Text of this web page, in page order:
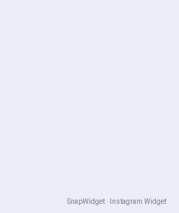
SnapWidget · Instagram Widget